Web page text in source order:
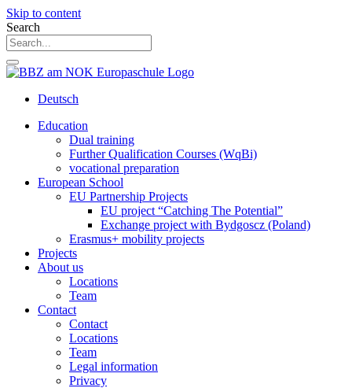
Skip to content
Search
Deutsch
Education
Dual training
Further Qualification Courses (WqBi)
vocational preparation
European School
EU Partnership Projects
EU project “Catching The Potential”
Exchange project with Bydgoscz (Poland)
Erasmus+ mobility projects
Projects
About us
Locations
Team
Contact
Contact
Locations
Team
Legal information
Privacy